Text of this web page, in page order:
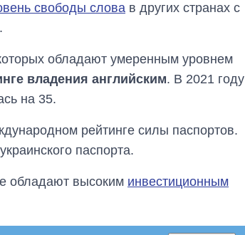
свободы слова в других странах с
обладают умеренным уровнем
владения английским. В 2021 году
на 35.
рейтинге силы паспортов.
паспорта.
обладают высоким инвестиционным